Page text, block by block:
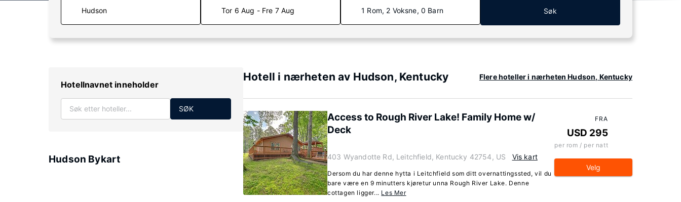
Tor 6 Aug - Fre 7 Aug 1 Rom, 2 Voksne, 0 Barn Søk
Hotellnavnet inneholder
SØK
Hudson Bykart
Hotell i nærheten av Hudson, Kentucky Flere hoteller i nærheten Hudson, Kentucky
Access to Rough River Lake! Family Home w/
Deck
403 Wyandotte Rd, Leitchfield, Kentucky 42754, US Vis kart
Dersom du har denne hytta i Leitchfield som ditt overnattingssted, vil du
bare være en 9 minutters kjøretur unna Rough River Lake. Denne
cottagen ligger... Les Mer
FRA
USD 295
per rom / per natt
Velg